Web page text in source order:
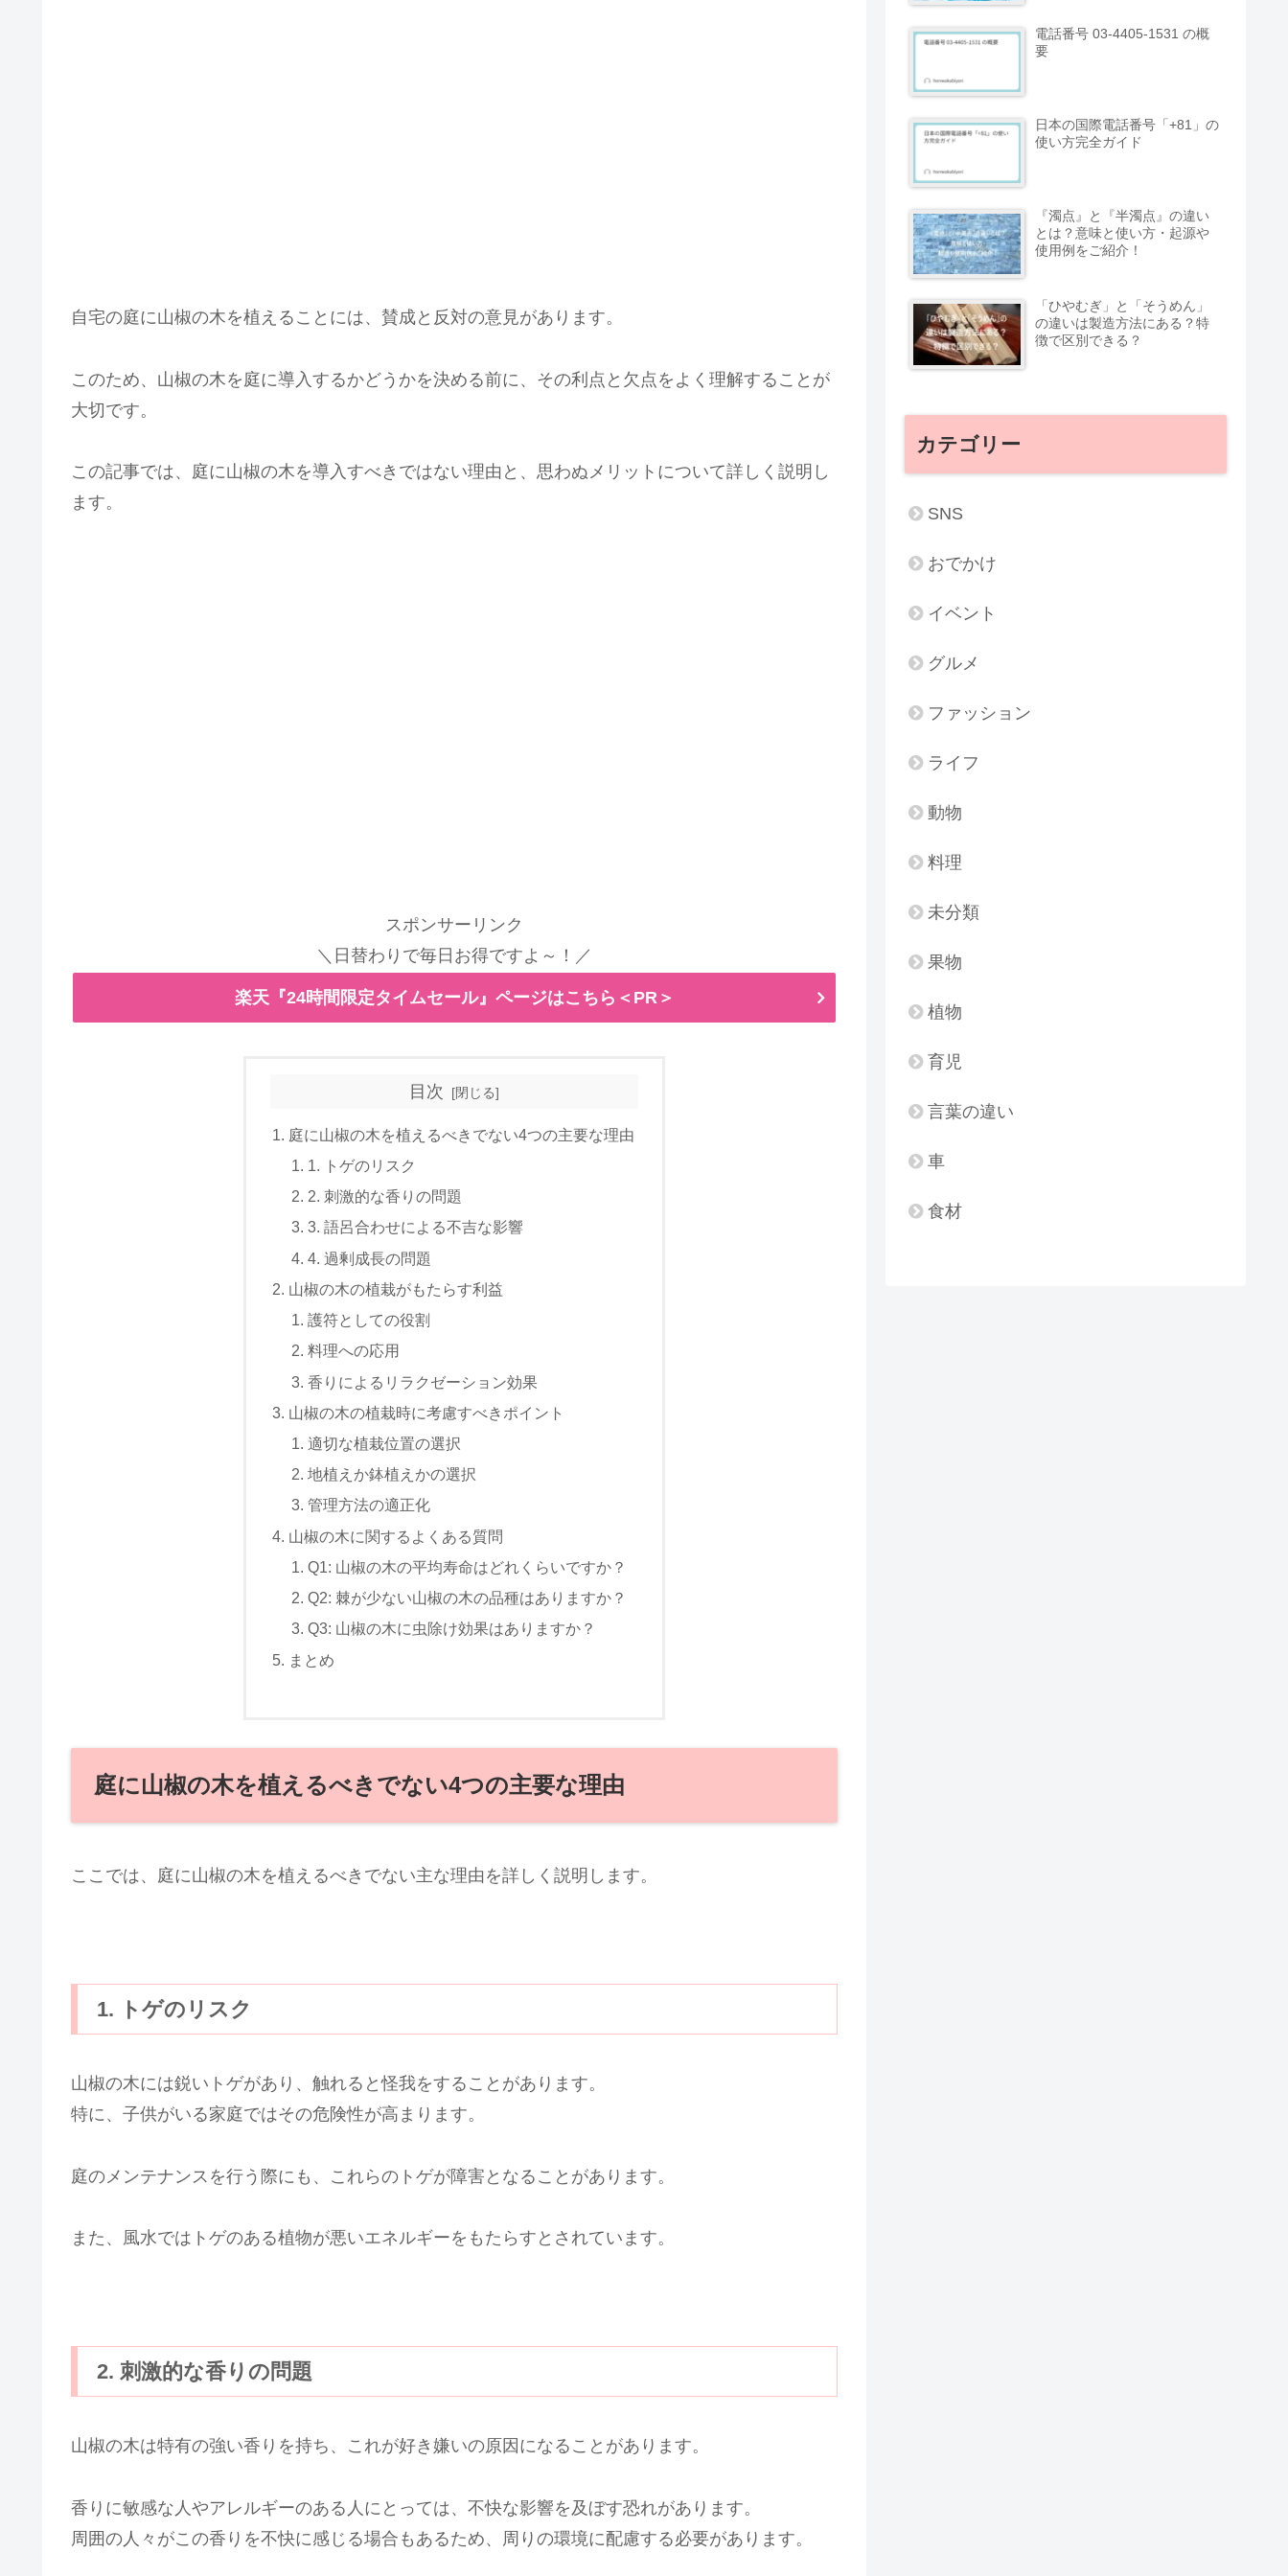
自宅の庭に山椒の木を植えることには、賛成と反対の意見があります。
このため、山椒の木を庭に導入するかどうかを決める前に、その利点と欠点をよく理解することが
大切です。
この記事では、庭に山椒の木を導入すべきではない理由と、思わぬメリットについて詳しく説明し
ます。
スポンサーリンク
＼日替わりで毎日お得ですよ～！／
楽天『24時間限定タイムセール』ページはこちら＜PR＞
目次
庭に山椒の木を植えるべきでない4つの主要な理由
1. トゲのリスク
2. 刺激的な香りの問題
3. 語呂合わせによる不吉な影響
4. 過剰成長の問題
山椒の木の植栽がもたらす利益
護符としての役割
料理への応用
香りによるリラクゼーション効果
山椒の木の植栽時に考慮すべきポイント
適切な植栽位置の選択
地植えか鉢植えかの選択
管理方法の適正化
山椒の木に関するよくある質問
Q1: 山椒の木の平均寿命はどれくらいですか？
Q2: 棘が少ない山椒の木の品種はありますか？
Q3: 山椒の木に虫除け効果はありますか？
まとめ
庭に山椒の木を植えるべきでない4つの主要な理由
ここでは、庭に山椒の木を植えるべきでない主な理由を詳しく説明します。
1. トゲのリスク
山椒の木には鋭いトゲがあり、触れると怪我をすることがあります。
特に、子供がいる家庭ではその危険性が高まります。
庭のメンテナンスを行う際にも、これらのトゲが障害となることがあります。
また、風水ではトゲのある植物が悪いエネルギーをもたらすとされています。
2. 刺激的な香りの問題
山椒の木は特有の強い香りを持ち、これが好き嫌いの原因になることがあります。
香りに敏感な人やアレルギーのある人にとっては、不快な影響を及ぼす恐れがあります。
周囲の人々がこの香りを不快に感じる場合もあるため、周りの環境に配慮する必要があります。
電話番号 03-4405-1531 の概
要
日本の国際電話番号「+81」の
使い方完全ガイド
『濁点』と『半濁点』の違い
とは？意味と使い方・起源や
使用例をご紹介！
「ひやむぎ」と「そうめん」
の違いは製造方法にある？特
徴で区別できる？
カテゴリー
SNS
おでかけ
イベント
グルメ
ファッション
ライフ
動物
料理
未分類
果物
植物
育児
言葉の違い
車
食材